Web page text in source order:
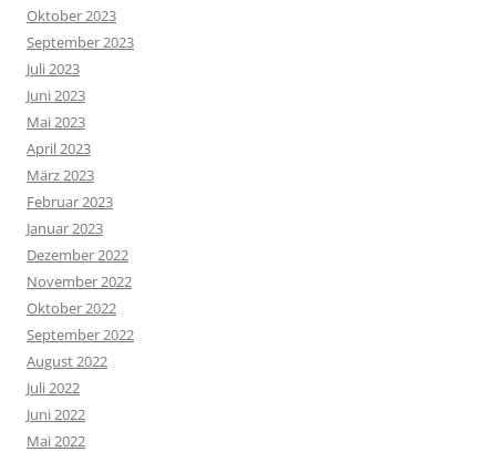
Oktober 2023
September 2023
Juli 2023
Juni 2023
Mai 2023
April 2023
März 2023
Februar 2023
Januar 2023
Dezember 2022
November 2022
Oktober 2022
September 2022
August 2022
Juli 2022
Juni 2022
Mai 2022